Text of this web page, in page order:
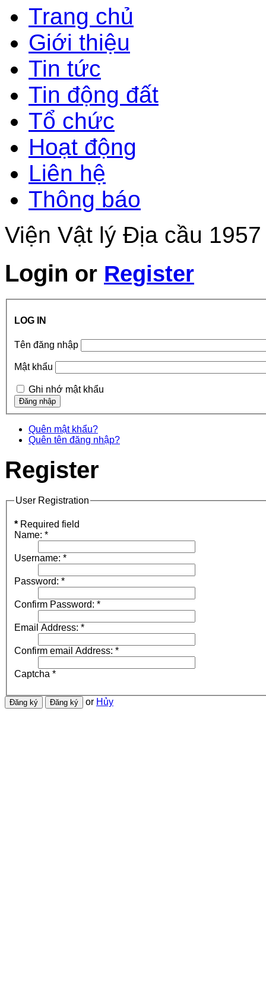
Trang chủ
Giới thiệu
Tin tức
Tin động đất
Tổ chức
Hoạt động
Liên hệ
Thông báo
Viện Vật lý Địa cầu
Login or Register
LOG IN
Tên đăng nhập
Mật khẩu
Ghi nhớ mật khẩu
Quên mật khẩu?
Quên tên đăng nhập?
Register
User Registration
* Required field
Name: *
Username: *
Password: *
Confirm Password: *
Email Address: *
Confirm email Address: *
Captcha *
or Hủy